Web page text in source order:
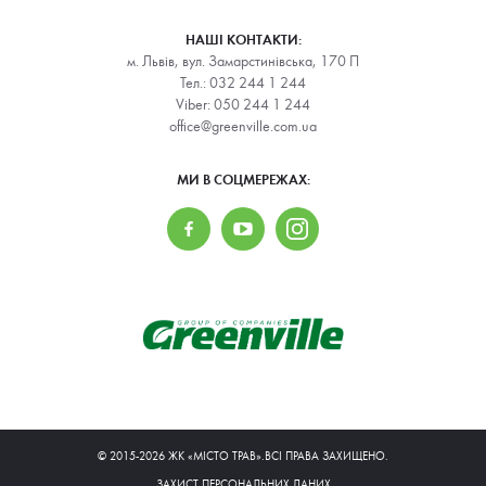
НАШІ КОНТАКТИ:
м. Львів, вул. Замарстинівська, 170 П
Тел.: 032 244 1 244
Viber: 050 244 1 244
office@greenville.com.ua
МИ В СОЦМЕРЕЖАХ:
© 2015-2026 ЖК «МІСТО ТРАВ».ВСІ ПРАВА ЗАХИЩЕНО.